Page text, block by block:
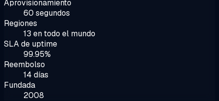
Aprovisionamiento
60 segundos
Regiones
13 en todo el mundo
SLA de uptime
99.95%
Reembolso
14 días
Fundada
2008